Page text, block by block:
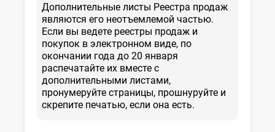
Дополнительные листы Реестра продаж
являются его неотъемлемой частью.
Если вы ведете реестры продаж и
покупок в электронном виде, по
окончании года до 20 января
распечатайте их вместе с
дополнительными листами,
пронумеруйте страницы, прошнуруйте и
скрепите печатью, если она есть.